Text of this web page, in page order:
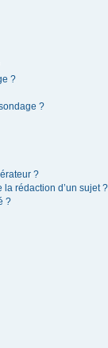
?
?
?
rédaction d’un sujet ?
?